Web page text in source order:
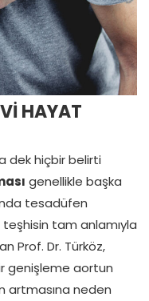
HAYAT
dek hiçbir belirti
genellikle başka
tesadüfen
tam anlamıyla
Prof. Dr. Türköz,
genişleme aortun
artmasına neden